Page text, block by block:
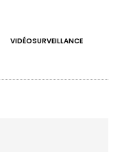
VIDÉOSURVEILLANCE